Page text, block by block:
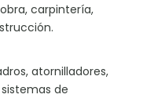
carpintería,
atornilladores,
de